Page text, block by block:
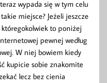
wypada się w tym celu
miejsce? Jeżeli jeszcze
to poniżej
pewnej według
W niej bowiem kiedy
kupicie sobie znakomite
lecz bez cienia